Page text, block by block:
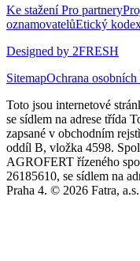
Ke staženíPro partnery
oznamovatelůEtický
Designed by 2FRESH
SitemapOchrana osobních
Toto jsou internetové
se sídlem na adrese třída
zapsané v obchodním
oddíl B, vložka 4598.
AGROFERT řízeného
26185610, se sídlem na
Praha 4. © 2026 Fatra,